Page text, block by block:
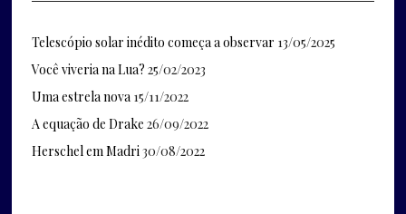
Telescópio solar inédito começa a observar 13/05/2025
Você viveria na Lua? 25/02/2023
Uma estrela nova 15/11/2022
A equação de Drake 26/09/2022
Herschel em Madri30/08/2022